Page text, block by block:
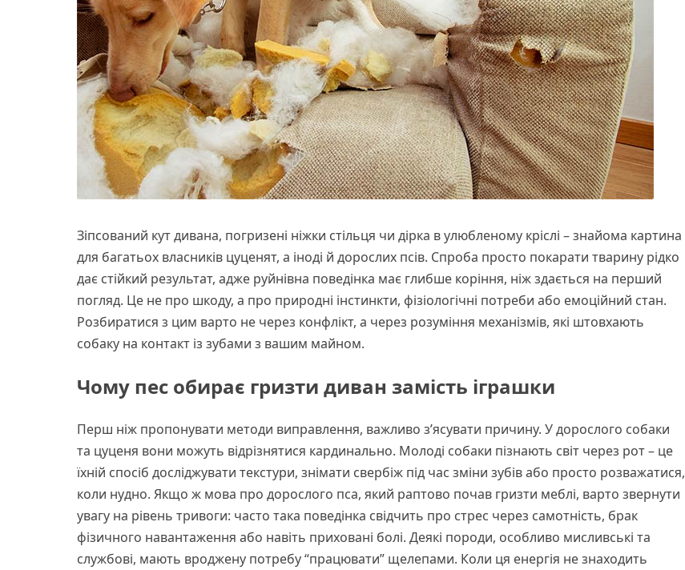
Зіпсований кут дивана, погризені ніжки стільця чи дірка в улюбленому кріслі – знайома картина
для багатьох власників цуценят, а іноді й дорослих псів. Спроба просто покарати тварину рідко
дає стійкий результат, адже руйнівна поведінка має глибше коріння, ніж здається на перший
погляд. Це не про шкоду, а про природні інстинкти, фізіологічні потреби або емоційний стан.
Розбиратися з цим варто не через конфлікт, а через розуміння механізмів, які штовхають
собаку на контакт із зубами з вашим майном.
Чому пес обирає гризти диван замість іграшки
Перш ніж пропонувати методи виправлення, важливо з’ясувати причину. У дорослого собаки
та цуценя вони можуть відрізнятися кардинально. Молоді собаки пізнають світ через рот – це
їхній спосіб досліджувати текстури, знімати свербіж під час зміни зубів або просто розважатися,
коли нудно. Якщо ж мова про дорослого пса, який раптово почав гризти меблі, варто звернути
увагу на рівень тривоги: часто така поведінка свідчить про стрес через самотність, брак
фізичного навантаження або навіть приховані болі. Деякі породи, особливо мисливські та
службові, мають вроджену потребу “працювати” щелепами. Коли ця енергія не знаходить